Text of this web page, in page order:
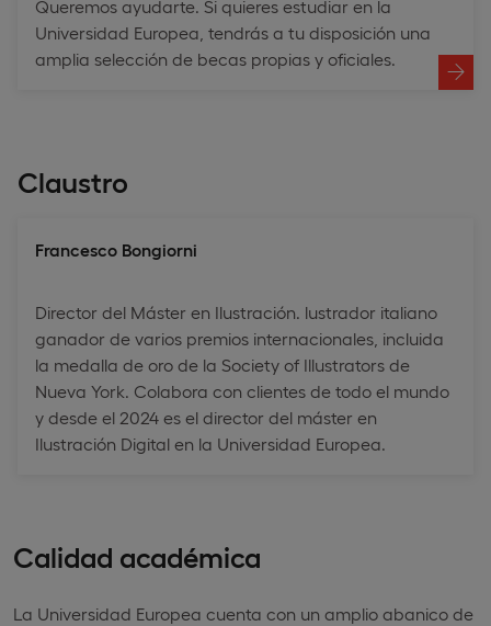
Queremos ayudarte. Si quieres estudiar en la
Universidad Europea, tendrás a tu disposición una
amplia selección de becas propias y oficiales.
Claustro
Francesco Bongiorni
Director del Máster en Ilustración. lustrador italiano
ganador de varios premios internacionales, incluida
la medalla de oro de la Society of Illustrators de
Nueva York. Colabora con clientes de todo el mundo
y desde el 2024 es el director del máster en
Ilustración Digital en la Universidad Europea.
Calidad académica
La Universidad Europea cuenta con un amplio abanico de